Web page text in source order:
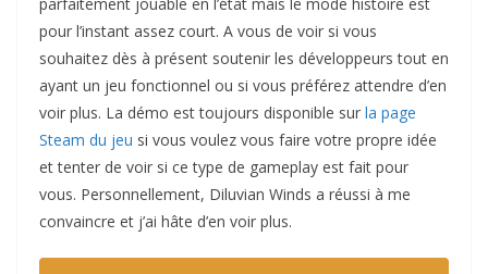
pour l’instant assez court. A vous de voir si vous
souhaitez dès à présent soutenir les développeurs tout en
ayant un jeu fonctionnel ou si vous préférez attendre d’en
voir plus. La démo est toujours disponible sur la page
Steam du jeu si vous voulez vous faire votre propre idée
et tenter de voir si ce type de gameplay est fait pour
vous. Personnellement, Diluvian Winds a réussi à me
convaincre et j’ai hâte d’en voir plus.